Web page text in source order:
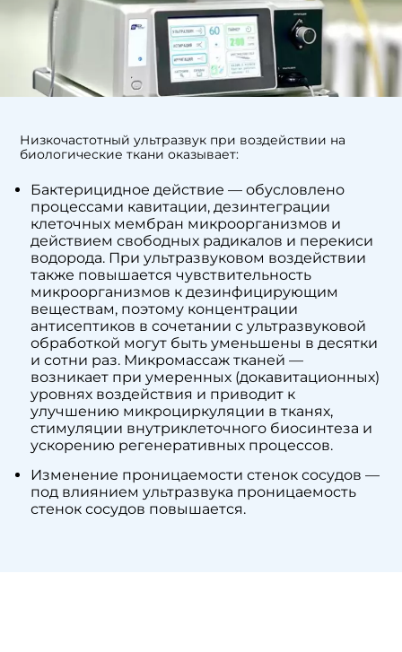
Низкочастотный ультразвук при воздействии на
биологические ткани оказывает:
Бактерицидное действие — обусловлено
процессами кавитации, дезинтеграции
клеточных мембран микроорганизмов и
действием свободных радикалов и перекиси
водорода. При ультразвуковом воздействии
также повышается чувствительность
микроорганизмов к дезинфицирующим
веществам, поэтому концентрации
антисептиков в сочетании с ультразвуковой
обработкой могут быть уменьшены в десятки
и сотни раз. Микромассаж тканей —
возникает при умеренных (докавитационных)
уровнях воздействия и приводит к
улучшению микроциркуляции в тканях,
стимуляции внутриклеточного биосинтеза и
ускорению регенеративных процессов.
Изменение проницаемости стенок сосудов —
под влиянием ультразвука проницаемость
стенок сосудов повышается.